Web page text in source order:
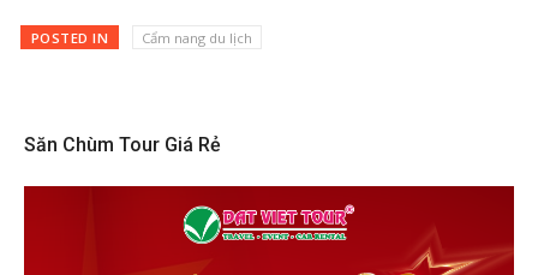
POSTED IN Cẩm nang du lịch
Săn Chùm Tour Giá Rẻ